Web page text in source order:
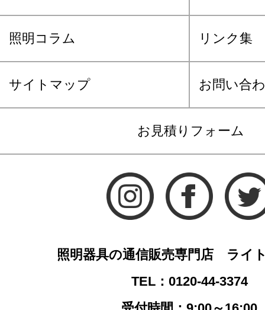
照明コラム リンク集
サイトマップ お問い合
お見積りフォーム
照明器具の通信販売専門店 ライ
TEL：0120-44-3374